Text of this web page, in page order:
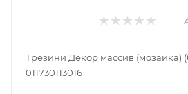
Трезини Декор массив (мозаика)
011730113016